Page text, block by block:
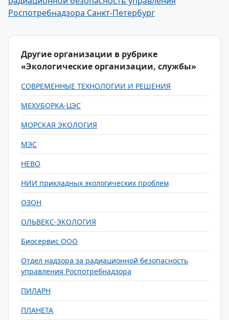
Роспотребнадзора Санкт-Петербург
Другие организации в рубрике
«Экологические организации, службы»
СОВРЕМЕННЫЕ ТЕХНОЛОГИИ И РЕШЕНИЯ
МЕХУБОРКА-ЦЭС
МОРСКАЯ ЭКОЛОГИЯ
МЭС
НЕВО
НИИ прикладных экологических проблем
ОЗОН
ОЛЬВЕКС-ЭКОЛОГИЯ
Биосервис ООО
Отдел надзора за радиационной безопасность
управления Роспотребнадзора
ПИЛАРН
ПЛАНЕТА